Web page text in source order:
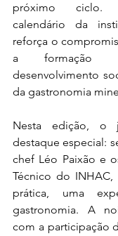
próximo ciclo.
calendário da
reforça o
a formação
desenvolvimento
da gastronomia
Nesta edição, o
destaque especial:
chef Léo Paixão e
Técnico do
prática, uma
gastronomia. A
com a participação